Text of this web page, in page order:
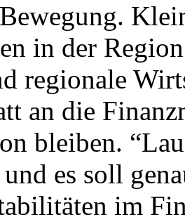
in der
regionale
an die
bleiben.
es soll
im